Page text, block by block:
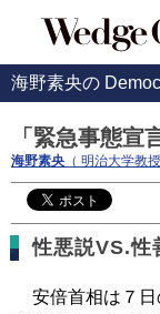
海野素央の
「緊急事態宣
海野素央 （ 明治大学教
性悪説VS.性
安倍首相は７日